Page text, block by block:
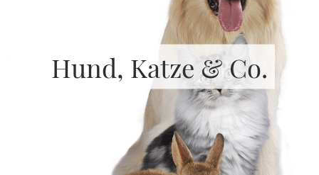
Hund, Katze & Co.